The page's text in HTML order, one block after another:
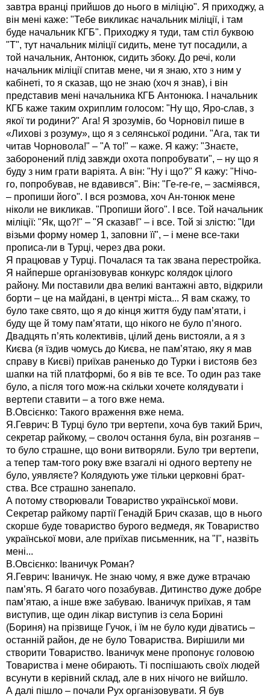
завтра вранці прийшов до нього в міліцію". Я приходжу, а
він мені каже: "Тебе викликає начальник міліції, і там
буде начальник КГБ". Приходжу я туди, там стіл буквою
"Т", тут начальник міліції сидить, мене тут посадили, а
той начальник, Антонюк, сидить збоку. До речі, коли
начальник міліції спитав мене, чи я знаю, хто з ним у
кабінеті, то я сказав, що не знаю (хоч я знав), і він
представив мені начальника КГБ Антонюка. І начальник
КГБ каже таким охриплим голосом: "Ну що, Яро-слав, з
якої ти родини?" Ага! Я зрозумів, бо Чорновіл пише в
«Лихові з розуму», що я з селянської родини. "Ага, так ти
читав Чорновола!" – "А то!" – каже. Я кажу: "Знаєте,
заборонений плід завжди охота попробувати", – ну що я
буду з ним грати варіята. А він: "Ну і що?" Я кажу: "Нічо-
го, попробував, не вдавився". Він: "Ге-ге-ге, – засміявся,
– пропиши його". І вся розмова, хоч Ан-тонюк мене
ніколи не викликав. "Пропиши його". І все. Той начальник
міліції: "Як, що?!" – "Я сказав!" – і все. Той зі злістю: "Іди
візьми форму номер 1, заповни її", – і мене все-таки
прописа-ли в Турці, через два роки.
Я працював у Турці. Почалася та так звана перестройка.
Я найперше організовував конкурс колядок цілого
району. Ми поставили два великі вантажні авто, відкрили
борти – це на майдані, в центрі міста... Я вам скажу, то
було таке свято, що я до кінця життя буду пам’ятати, і
буду ще й тому пам’ятати, що нікого не було п’яного.
Двадцять п’ять колективів, цілий день вистояли, а я з
Києва (я їздив чомусь до Києва, не пам’ятаю, яку я мав
справу в Києві) приїхав раненько до Турки і вистояв без
шапки на тій платформі, бо я вів те все. То один раз таке
було, а після того мож-на скільки хочете колядувати і
вертепи ставити – а того вже нема.
В.Овсієнко: Такого враження вже нема.
Я.Геврич: В Турці було три вертепи, хоча був такий Брич,
секретар райкому, – сволоч остання була, він розганяв –
то було страшне, що вони витворяли. Було три вертепи,
а тепер там-того року вже взагалі ні одного вертепу не
було, уявляєте? Колядують уже тільки церковні брат-
ства. Все страшно занепало.
А потому створювали Товариство української мови.
Секретар райкому партії Генадій Брич сказав, що в нього
скорше буде товариство бурого ведмедя, як Товариство
української мови, але приїхав письменник, на "І", назвіть
мені...
В.Овсієнко: Іваничук Роман?
Я.Геврич: Іваничук. Не знаю чому, я вже дуже втрачаю
пам’ять. Я багато чого позабував. Дитинство дуже добре
пам’ятаю, а інше вже забуваю. Іваничук приїхав, я там
виступив, ще один лікар виступив із села Борині
(Бориня) на прізвище Гучок, і їм не було куди діватись –
останній район, де не було Товариства. Вирішили ми
створити Товариство. Іваничук мене пропонує головою
Товариства і мене обирають. Ті поспішають своїх людей
всунути в керівний склад, але в них нічого не вийшло.
А далі пішло – почали Рух організовувати. Я був